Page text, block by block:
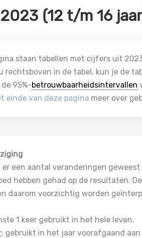
(12 t/m 16
staan tabellen met cijfers uit
rechtsboven in de tabel, kun je de
95%-betrouwbaarheidsintervallen
einde van deze pagina meer over
een aantal veranderingen
hebben gehad op de resultaten.
daarom voorzichtig worden
1 keer gebruikt in het hele leven.
: gebruikt in het jaar voorafgaand